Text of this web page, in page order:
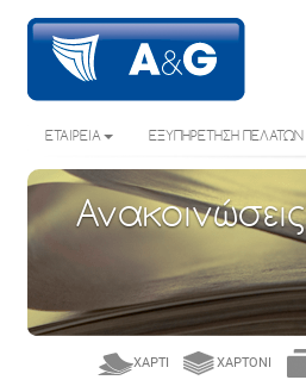
ΕΤΑΙΡΕΙΑ ΕΞΥΠΗΡΕΤΗΣΗ ΠΕΛΑΤΩΝ
Ανακοινώσεις
ΧΑΡΤΊ ΧΑΡΤΌΝΙ